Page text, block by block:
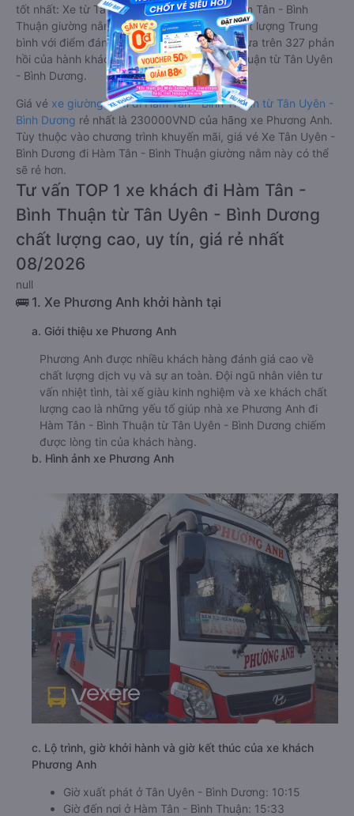
tốt nhất: Xe từ Tân Uyên - Bình Dương đi Hàm Tân - Bình
Thuận giường nằm được đánh giá chung chất lượng Trung
bình với điểm đánh giá trung bình từ 3.4/5 dựa trên 327 phản
hồi của hành khách Xe về Hàm Tân - Bình Thuận từ Tân Uyên
- Bình Dương.
Giá vé xe giường nằm đi Hàm Tân - Bình Thuận từ Tân Uyên -
Bình Dương rẻ nhất là 230000VND của hãng xe Phương Anh.
Tùy thuộc vào chương trình khuyến mãi, giá vé Xe Tân Uyên -
Bình Dương đi Hàm Tân - Bình Thuận giường nằm này có thể
sẽ rẻ hơn.
Tư vấn TOP 1 xe khách đi Hàm Tân -
Bình Thuận từ Tân Uyên - Bình Dương
chất lượng cao, uy tín, giá rẻ nhất
08/2026
null
🚌 1. Xe Phương Anh khởi hành tại
a. Giới thiệu xe Phương Anh
Phương Anh được nhiều khách hàng đánh giá cao về
chất lượng dịch vụ và sự an toàn. Đội ngũ nhân viên tư
vấn nhiệt tình, tài xế giàu kinh nghiệm và xe khách chất
lượng cao là những yếu tố giúp nhà xe Phương Anh đi
Hàm Tân - Bình Thuận từ Tân Uyên - Bình Dương chiếm
được lòng tin của khách hàng.
b. Hình ảnh xe Phương Anh
c. Lộ trình, giờ khởi hành và giờ kết thúc của xe khách
Phương Anh
Giờ xuất phát ở Tân Uyên - Bình Dương: 10:15
Giờ đến nơi ở Hàm Tân - Bình Thuận: 15:33